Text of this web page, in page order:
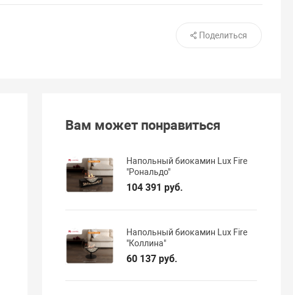
Поделиться
Вам может понравиться
Напольный биокамин Lux Fire
"Рональдо"
104 391 руб.
Напольный биокамин Lux Fire
"Коллина"
60 137 руб.